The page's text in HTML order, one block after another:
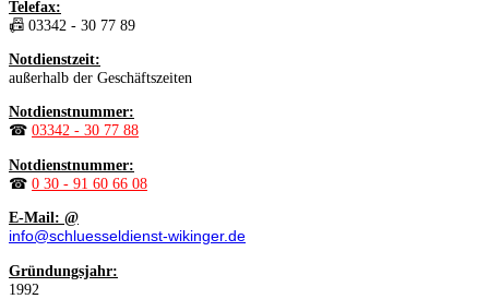
Telefax:
📠 03342 - 30 77 89
Notdienstzeit:
außerhalb der Geschäftszeiten
Notdienstnummer:
☎ 03342 - 30 77 88
Notdienstnummer:
☎ 0 30 - 91 60 66 08
E-Mail: @
info@schluesseldienst-wikinger.de
Gründungsjahr:
1992